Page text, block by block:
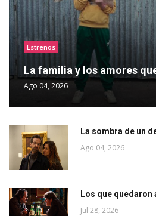
Estrenos
La familia y los amores
Ago 04, 2026
La sombra de un
Ago 04, 2026
Los que quedaron
Jul 28, 2026